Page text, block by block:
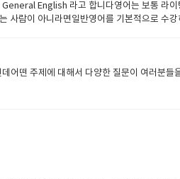
English 라고 합니다영어는 보통 라
사람이 아니라면일반영어를 기본적으로
해하다보면 발전하는 영어고수가 될수 있
효율적이지 못하기때문에장기적 플랜을
어에 필요한 문형을 이해하게 되고 사용
잘해야됩니다.여러분도 경험이 있겠지만
일기를 규칙적으로 적어보는것은 참중요
수 있습니다.
어떤 주제에 대해서 다양한 질문이 여러